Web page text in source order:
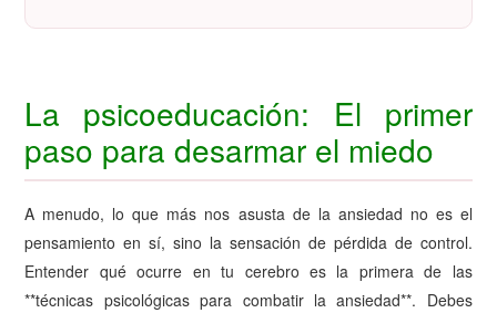
La psicoeducación: El primer
paso para desarmar el miedo
A menudo, lo que más nos asusta de la ansiedad no es el
pensamiento en sí, sino la sensación de pérdida de control.
Entender qué ocurre en tu cerebro es la primera de las
**técnicas psicológicas para combatir la ansiedad**. Debes